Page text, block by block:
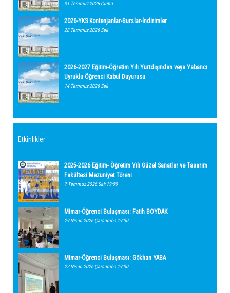
31 Temmuz 2026 Cuma
2026-YKS Kontenjanlar-Burslar-İndirimler
28 Temmuz 2026 Salı
2026-2027 Eğitim-Öğretim Yılı Yurtdışından veya Yabancı
Uyruklu Öğrenci Kabul Duyurusu
14 Temmuz 2026 Salı
Etkinlikler
2025-2026 Eğitim- Öğretim Yılı Güzel Sanatlar ve Tasarım
Fakültesi Mezuniyet Töreni
7 Temmuz 2026 Salı 19:00
Mimar-Öğrenci Buluşması: Fatih BOYDAK
29 Nisan 2026 Çarşamba 19:00
Mimar-Öğrenci Buluşması: Gökhan YABA
22 Nisan 2026 Çarşamba 19:00